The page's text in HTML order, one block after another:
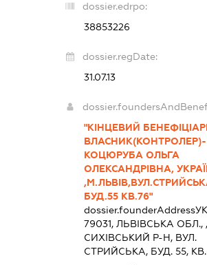
dossier.edrpo:
38853226
dossier.regDate:
31.07.13
"КІНЦЕВИЙ
ВЛАСНИК(КОНТРОЛЕР)-
КОЦЮРУБА ОЛЬГА
ОЛЕКСАНДРІВНА,
БУД.55 КВ.76"
dossier.founderAddress
79031, ЛЬВIВСЬКА ОБЛ., ,
СИХІВСЬКИЙ Р-Н, ВУЛ.
СТРИЙСЬКА, БУД. 55, КВ.